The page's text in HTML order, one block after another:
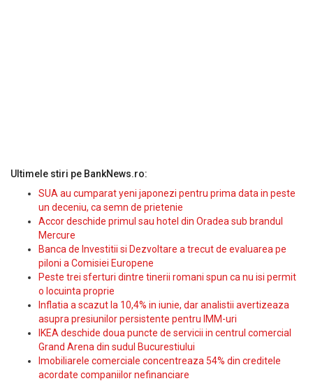
Ultimele stiri pe BankNews.ro:
SUA au cumparat yeni japonezi pentru prima data in peste
un deceniu, ca semn de prietenie
Accor deschide primul sau hotel din Oradea sub brandul
Mercure
Banca de Investitii si Dezvoltare a trecut de evaluarea pe
piloni a Comisiei Europene
Peste trei sferturi dintre tinerii romani spun ca nu isi permit
o locuinta proprie
Inflatia a scazut la 10,4% in iunie, dar analistii avertizeaza
asupra presiunilor persistente pentru IMM-uri
IKEA deschide doua puncte de servicii in centrul comercial
Grand Arena din sudul Bucurestiului
Imobiliarele comerciale concentreaza 54% din creditele
acordate companiilor nefinanciare